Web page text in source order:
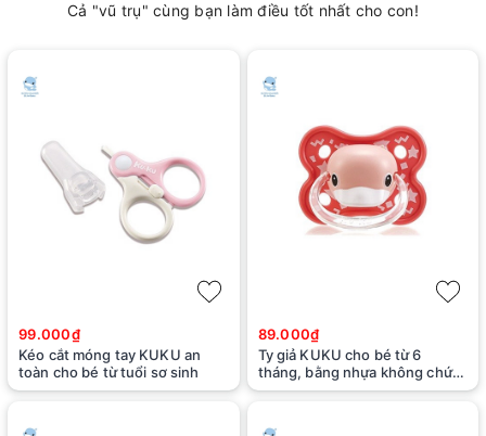
Cả "vũ trụ" cùng bạn làm điều tốt nhất cho con!
99.000₫
Kéo cắt móng tay KUKU an
toàn cho bé từ tuổi sơ sinh
89.000₫
Ty giả KUKU cho bé từ 6
tháng, bằng nhựa không chứa
BPA